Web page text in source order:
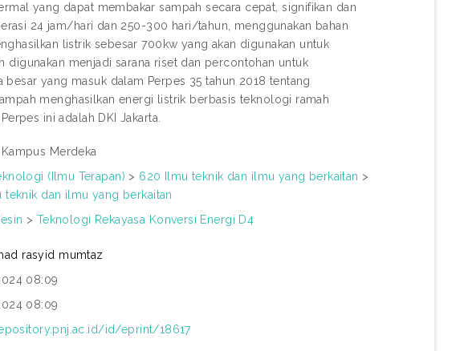
yang dapat membakar sampah secara cepat, signifikan dan
24 jam/hari dan 250-300 hari/tahun, menggunakan bahan
listrik sebesar 700kw yang akan digunakan untuk
digunakan menjadi sarana riset dan percontohan untuk
yang masuk dalam Perpes 35 tahun 2018 tentang
menghasilkan energi listrik berbasis teknologi ramah
ini adalah DKI Jakarta.
Kampus Merdeka
(Ilmu Terapan) > 620 Ilmu teknik dan ilmu yang berkaitan >
teknik dan ilmu yang berkaitan
> Teknologi Rekayasa Konversi Energi D4
rasyid mumtaz
08:09
08:09
id/eprint/18617